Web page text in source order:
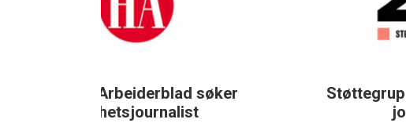
Støttegruppa 25. juni søker